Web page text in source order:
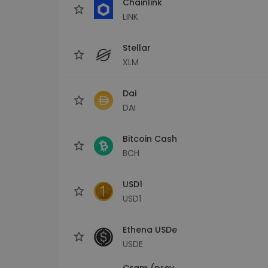
LINK
Stellar
XLM
Dai
DAI
Bitcoin Cash
BCH
USD1
USD1
Ethena USDe
USDE